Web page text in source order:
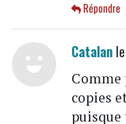
Répondre
Catalanle
copies
puisque